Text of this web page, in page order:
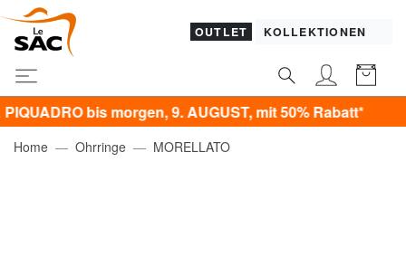
OUTLET KOLLEKTIONEN
bis morgen, 9. AUGUST, mit 50% Rabatt*
Home Ohrringe MORELLATO